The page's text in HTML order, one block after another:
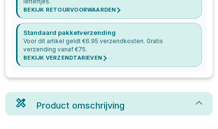
BEKIJK RETOURVOORWAARDEN
Standaard pakketverzending
Voor dit artikel geldt €6.95 verzendkosten. Gratis
verzending vanaf €75.
BEKIJK VERZENDTARIEVEN
Product omschrijving